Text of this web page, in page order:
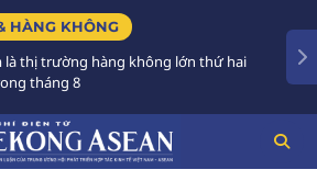
HÀNG KHÔNG
là thị trường hàng không lớn thứ hai
tháng 8